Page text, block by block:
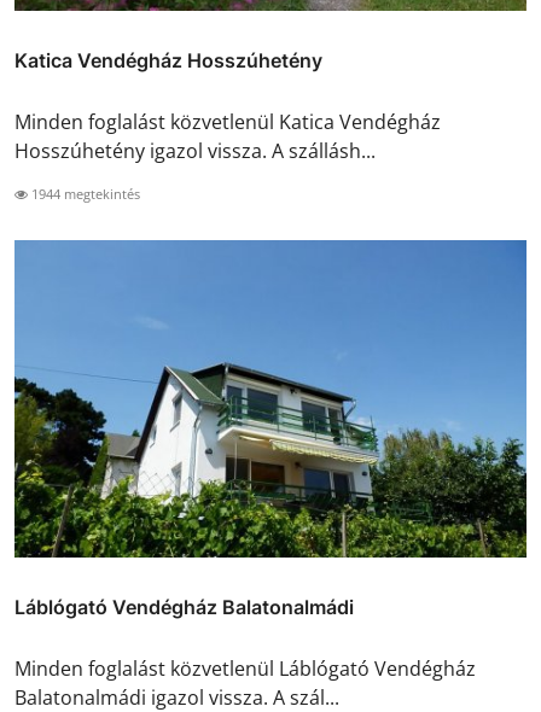
Katica Vendégház Hosszúhetény
Minden foglalást közvetlenül Katica Vendégház
Hosszúhetény igazol vissza. A szállásh...
1944 megtekintés
Láblógató Vendégház Balatonalmádi
Minden foglalást közvetlenül Láblógató Vendégház
Balatonalmádi igazol vissza. A szál...